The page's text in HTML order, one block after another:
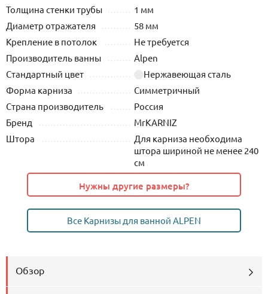
Толщина стенки трубы
1 мм
Диаметр отражателя
58 мм
Крепление в потолок
Не требуется
Производитель ванны
Alpen
Стандартный цвет
Нержавеющая сталь
Форма карниза
Симметричный
Страна производитель
Россия
Бренд
MrKARNIZ
Штора
Для карниза необходима
штора шириной не менее 240
см
Нужны другие размеры?
Все Карнизы для ванной ALPEN
Обзор